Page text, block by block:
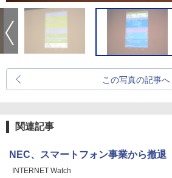
この写真の記事へ
関連記事
NEC、スマートフォン事業から撤退
INTERNET Watch